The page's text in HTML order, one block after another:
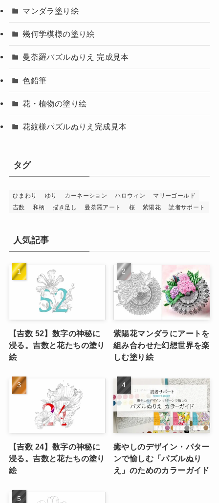
マンダラ塗り絵
幾何学模様の塗り絵
曼荼羅パズルぬりえ 完成見本
色鉛筆
花・植物の塗り絵
花紋様パズルぬりえ完成見本
タグ
ひまわり ゆり カーネーション ハロウィン
マリーゴールド
吉数
和柄 描き足し 曼荼羅アート 桜 紫陽花 読者サポート
人気記事
【吉数 52】数字の神秘に
浸る。吉数と花たちの塗り
絵
紫陽花マンダラにアートを
組み合わせた幻想世界を楽
しむ塗り絵
【吉数 24】数字の神秘に
浸る。吉数と花たちの塗り
絵
癒やしのデザイン・パター
ンで愉しむ「パズルぬり
え」のためのカラーガイド